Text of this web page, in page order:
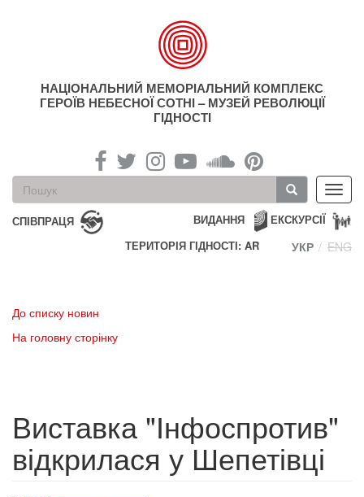
НАЦІОНАЛЬНИЙ МЕМОРІАЛЬНИЙ КОМПЛЕКС
ГЕРОЇВ НЕБЕСНОЇ СОТНІ – МУЗЕЙ РЕВОЛЮЦІЇ
ГІДНОСТІ
Пошукова
форма
Пошук
СПІВПРАЦЯ ЕКСКУРСІЇ
ВИДАННЯ
ТЕРИТОРІЯ ГІДНОСТІ: AR
УКР ENG
До списку новин
На головну сторінку
Виставка "Інфоспротив"
відкрилася у Шепетівці